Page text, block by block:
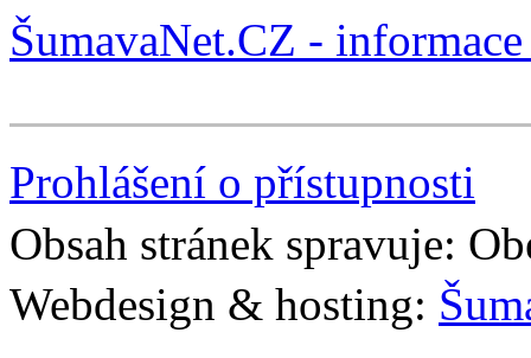
ŠumavaNet.CZ -
Prohlášení o přístupnosti
Obsah stránek spravuje:
Webdesign & hosting: